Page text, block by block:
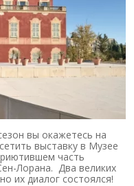
вы окажетесь на
выставку в Музее
часть
Лорана. Два великих
их диалог состоялся!